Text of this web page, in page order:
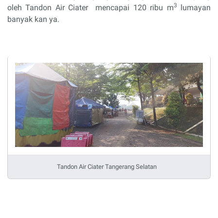
oleh Tandon Air Ciater
mencapai 120 ribu m3
lumayan
banyak kan ya.
Tandon Air Ciater Tangerang Selatan